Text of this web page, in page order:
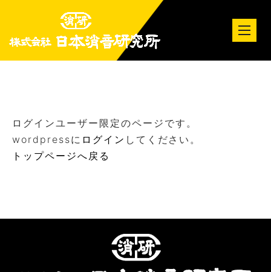
ログインユーザー限定のページです。
wordpressに ログイン してください。
トップページへ戻る